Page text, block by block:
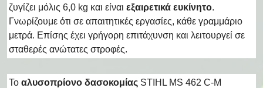
ζυγίζει μόλις 6,0 kg και είναι εξαιρετικά ευκίνητο.
Γνωρίζουμε ότι σε απαιτητικές εργασίες, κάθε γραμμάριο
μετρά. Επίσης έχει γρήγορη επιτάχυνση και λειτουργεί σε
σταθερές ανώτατες στροφές.
Το αλυσοπρίονο δασοκομίας STIHL MS 462 C-M